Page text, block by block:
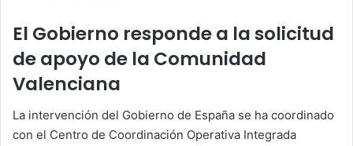
El Gobierno responde a la solicitud
de apoyo de la Comunidad
Valenciana
La intervención del Gobierno de España se ha coordinado
con el Centro de Coordinación Operativa Integrada